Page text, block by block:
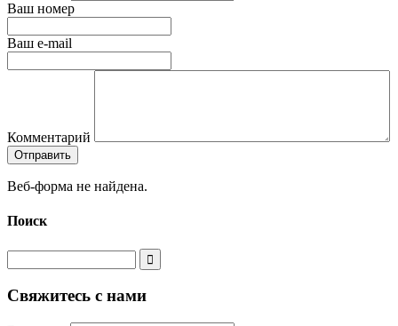
Ваш номер
Ваш e-mail
Комментарий
Веб-форма не найдена.
Поиск
Свяжитесь с нами